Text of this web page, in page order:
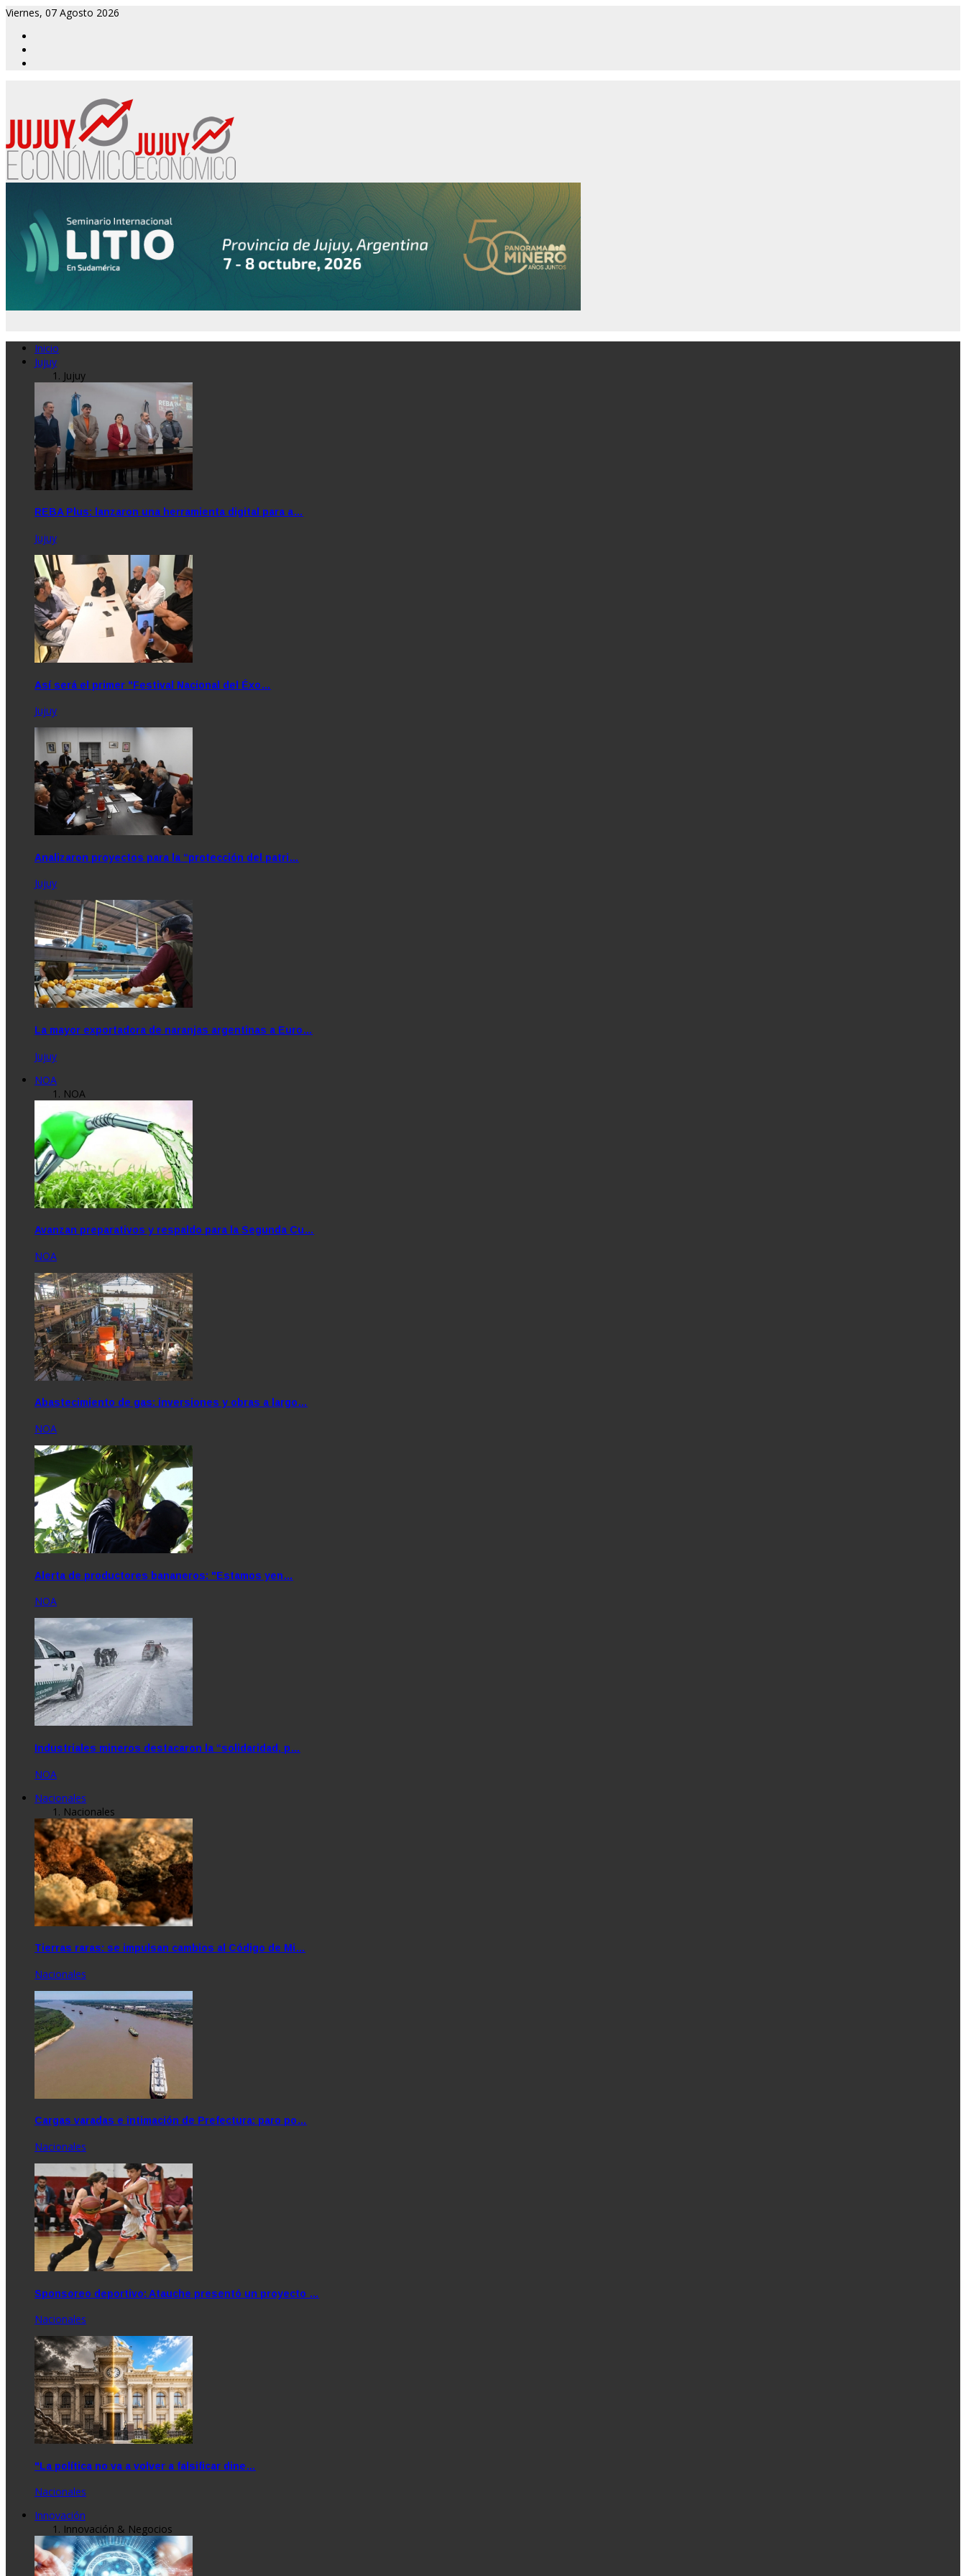
Viernes, 07 Agosto 2026
Inicio
Jujuy
Jujuy
REBA Plus: lanzaron una herramienta digital para a…
Jujuy
Así será el primer "Festival Nacional del Éxo…
Jujuy
Analizaron proyectos para la “protección del patri…
Jujuy
La mayor exportadora de naranjas argentinas a Euro…
Jujuy
NOA
NOA
Avanzan preparativos y respaldo para la Segunda Cu…
NOA
Abastecimiento de gas: inversiones y obras a largo…
NOA
Alerta de productores bananeros: "Estamos yen…
NOA
Industriales mineros destacaron la “solidaridad, p…
NOA
Nacionales
Nacionales
Tierras raras: se impulsan cambios al Código de Mi…
Nacionales
Cargas varadas e intimación de Prefectura: paro po…
Nacionales
Sponsoreo deportivo: Atauche presentó un proyecto …
Nacionales
"La política no va a volver a falsificar dine…
Nacionales
Innovación
Innovación & Negocios